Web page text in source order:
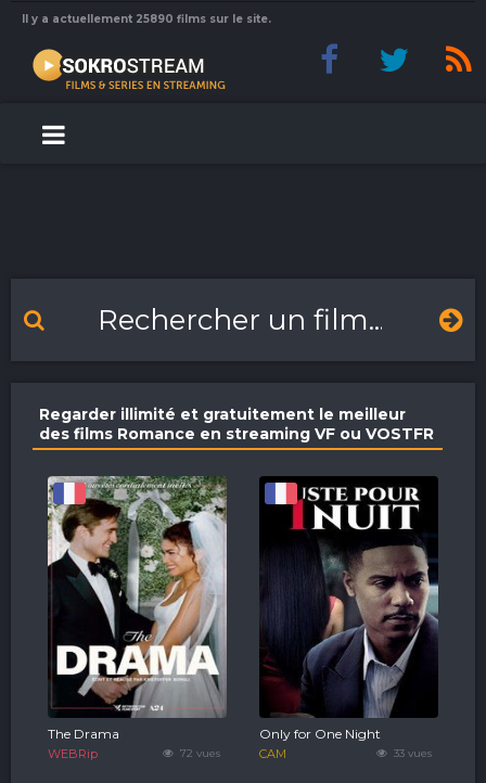
Il y a actuellement 25890 films sur le site.
Regarder illimité et gratuitement le meilleur
des films Romance en streaming VF ou VOSTFR
72 vues
The Drama
WEBRip 33 vues
Only for One Night
CAM